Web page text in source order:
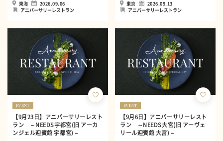
東海
2026.09.06
アニバーサリーレストラン
東京
2026.09.13
アニバーサリーレストラン
EVENT
【9月23日】アニバーサリーレスト
ラン ～NEEDS宇都宮(旧 アーカ
ンジェル迎賓館 宇都宮)～
EVENT
【9月6日】アニバーサリーレスト
ラン ～NEEDS大宮(旧 アーヴェ
リール迎賓館 大宮)～